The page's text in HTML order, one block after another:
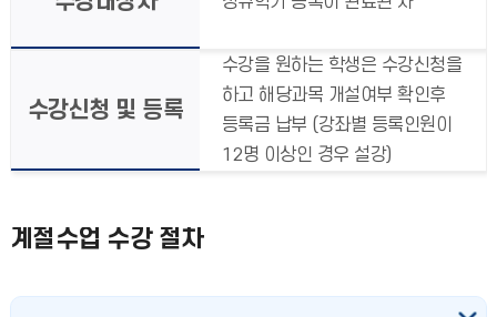
수강신청 및 등록
수강을 원하는 학생은 수강신청을
하고 해당과목 개설여부 확인후
등록금 납부 (강좌별 등록인원이
12명 이상인 경우 설강)
계절수업 수강 절차